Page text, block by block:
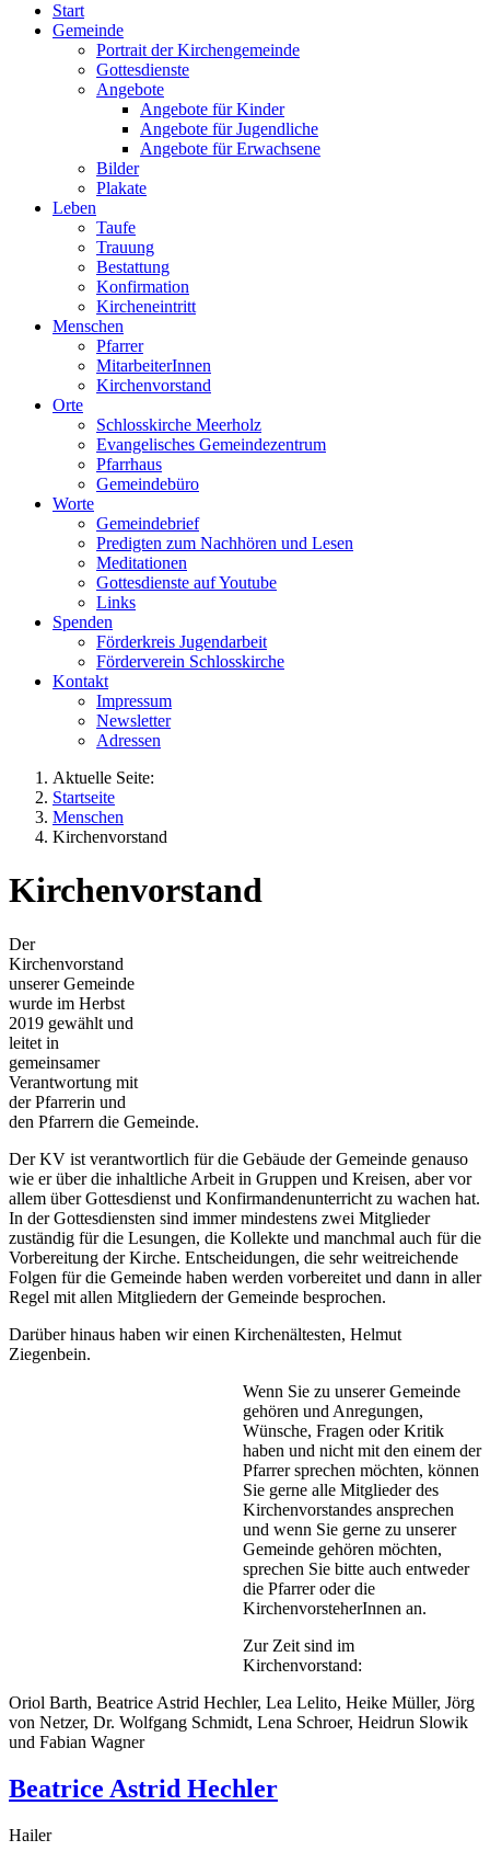
Start
Gemeinde
Portrait der Kirchengemeinde
Gottesdienste
Angebote
Angebote für Kinder
Angebote für Jugendliche
Angebote für Erwachsene
Bilder
Plakate
Leben
Taufe
Trauung
Bestattung
Konfirmation
Kircheneintritt
Menschen
Pfarrer
MitarbeiterInnen
Kirchenvorstand
Orte
Schlosskirche Meerholz
Evangelisches Gemeindezentrum
Pfarrhaus
Gemeindebüro
Worte
Gemeindebrief
Predigten zum Nachhören und Lesen
Meditationen
Gottesdienste auf Youtube
Links
Spenden
Förderkreis Jugendarbeit
Förderverein Schlosskirche
Kontakt
Impressum
Newsletter
Adressen
Aktuelle Seite:
Startseite
Menschen
Kirchenvorstand
Kirchenvorstand
Der
Kirchenvorstand
unserer Gemeinde
wurde im Herbst
2019 gewählt und
leitet in
gemeinsamer
Verantwortung mit
der Pfarrerin und
den Pfarrern die Gemeinde.
Der KV ist verantwortlich für die Gebäude der Gemeinde genauso
wie er über die inhaltliche Arbeit in Gruppen und Kreisen, aber vor
allem über Gottesdienst und Konfirmandenunterricht zu wachen hat.
In der Gottesdiensten sind immer mindestens zwei Mitglieder
zuständig für die Lesungen, die Kollekte und manchmal auch für die
Vorbereitung der Kirche. Entscheidungen, die sehr weitreichende
Folgen für die Gemeinde haben werden vorbereitet und dann in aller
Regel mit allen Mitgliedern der Gemeinde besprochen.
Darüber hinaus haben wir einen Kirchenältesten, Helmut
Ziegenbein.
Wenn Sie zu unserer Gemeinde
gehören und Anregungen,
Wünsche, Fragen oder Kritik
haben und nicht mit den einem der
Pfarrer sprechen möchten, können
Sie gerne alle Mitglieder des
Kirchenvorstandes ansprechen
und wenn Sie gerne zu unserer
Gemeinde gehören möchten,
sprechen Sie bitte auch entweder
die Pfarrer oder die
KirchenvorsteherInnen an.
Zur Zeit sind im
Kirchenvorstand:
Oriol Barth, Beatrice Astrid Hechler, Lea Lelito, Heike Müller, Jörg
von Netzer, Dr. Wolfgang Schmidt, Lena Schroer, Heidrun Slowik
und Fabian Wagner
Beatrice Astrid Hechler
Hailer